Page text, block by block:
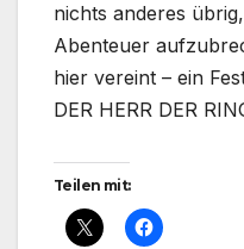
nichts anderes
Abenteuer
hier vereint – ein
DER HERR DER
Teilen mit: